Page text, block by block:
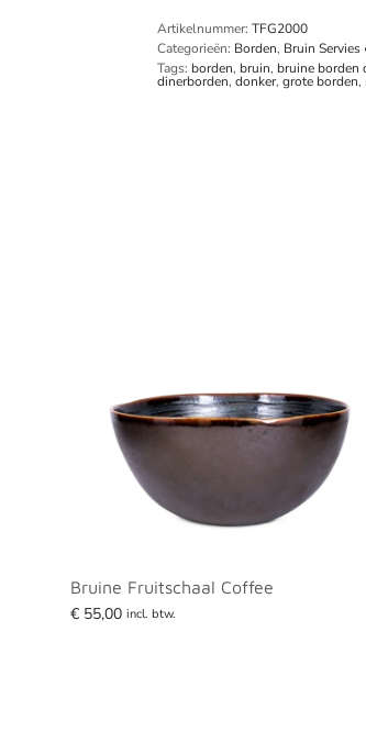
Artikelnummer: TFG2000
Categorieën: Borden, Bruin Servies
Tags: borden, bruin, bruine borden
dinerborden, donker, grote borden,
Bruine Fruitschaal Coffee
€ 55,00 incl. btw.